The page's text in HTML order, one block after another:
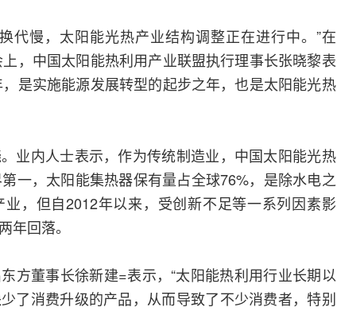
慢，太阳能光热产业结构调整正在进行中。”在
，中国太阳能热利用产业联盟执行理事长张晓黎表
是实施能源发展转型的起步之年，也是太阳能光热
内人士表示，作为传统制造业，中国太阳能光热
一，太阳能集热器保有量占全球76%，是除水电之
，但自2012年以来，受创新不足等一系列因素影
年回落。
董事长徐新建=表示，“太阳能热利用行业长期以
了消费升级的产品，从而导致了不少消费者，特别